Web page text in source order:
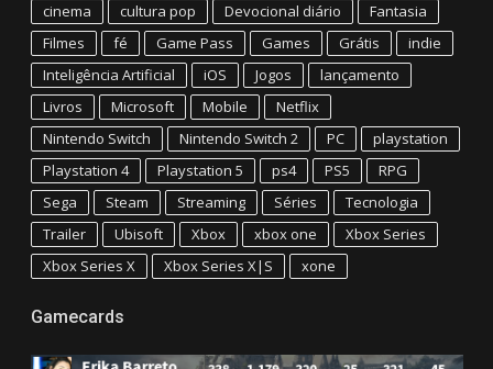
cinema
cultura pop Devocional diário
Fantasia
Filmes
fé Game Pass Games Grátis
indie
Inteligência Artificial
iOS Jogos
lançamento
Livros
Microsoft Mobile
Netflix
Nintendo Switch
Nintendo Switch 2 PC
playstation
Playstation 4
Playstation 5 ps4 PS5
RPG
Sega
Steam Streaming Séries
Tecnologia
Trailer
Ubisoft Xbox xbox one
Xbox Series
Xbox Series X
Xbox Series X|S xone
Gamecards